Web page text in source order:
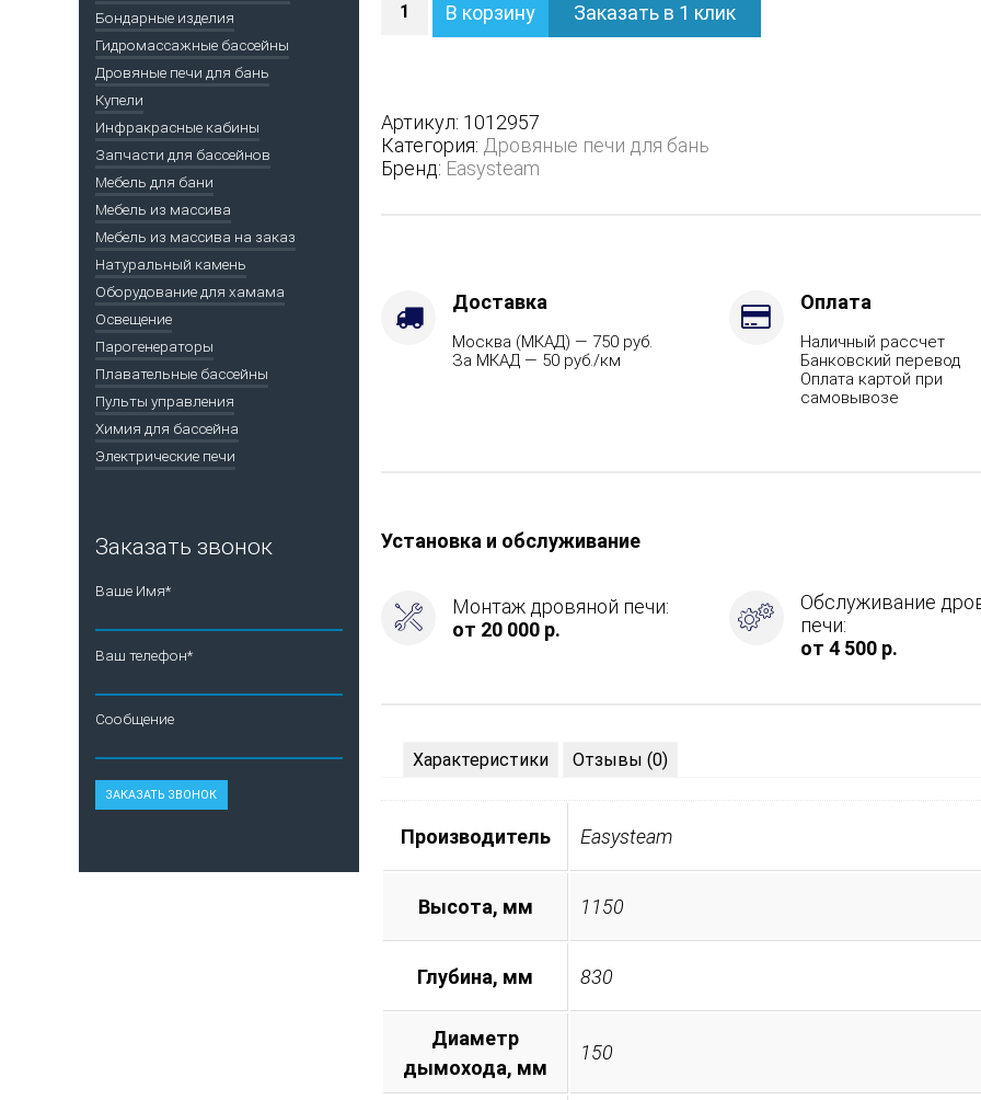
Печь
Геленджик
полноценном
наборном
кожухе
-
Комплектация
AISI
В корзину Заказать в 1 клик
Артикул: 1012957
Категория: Дровяные печи для бань
Бренд: Easysteam
Доставка
Москва (МКАД) — 750 руб.
За МКАД — 50 руб./км
Оплата
Наличный рассчет
Банковский перевод
Оплата картой при
самовывозе
Установка и обслуживание
Монтаж дровяной печи:
от 20 000 р.
Обслуживание
печи:
от 4 500 р.
Характеристики Отзывы (0)
Производитель Easysteam
Высота, мм 1150
Глубина, мм 830
Диаметр
дымохода, мм
150
Бондарные изделия
Гидромассажные бассейны
Дровяные печи для бань
Купели
Инфракрасные кабины
Запчасти для бассейнов
Мебель для бани
Мебель из массива
Мебель из массива на заказ
Натуральный камень
Оборудование для хамама
Освещение
Парогенераторы
Плавательные бассейны
Пульты управления
Химия для бассейна
Электрические печи
Заказать звонок
Ваше Имя*
Ваш телефон*
Сообщение